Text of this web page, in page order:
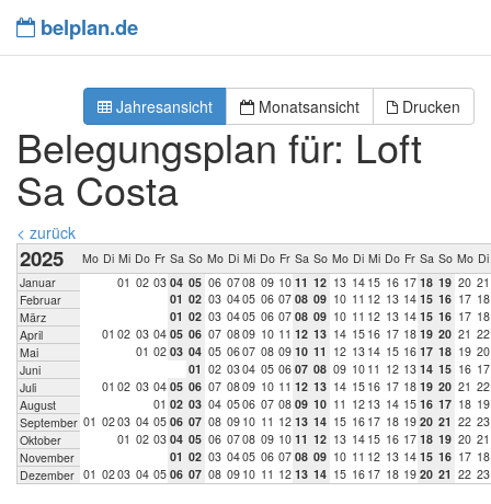
belplan.de
Jahresansicht Monatsansicht Drucken
Belegungsplan für: Loft
Sa Costa
< zurück
2025 Mo Di Mi Do Fr Sa So Mo Di Mi Do Fr Sa So Mo Di Mi Do Fr Sa So Mo Di
Januar
01 02 03 04 05 06 0708 09 10 11 12 13 14 15 16 17 18 19 20 21
Februar
01 02 03 0405 06 07 08 09 10 1 1 12 13 14 15 16 17 18
März
01 02 03 0405 06 07 08 09 10 1 1 12 13 14 15 16 17 18
April
01 02 03 04 05 06 07 0809 10 1 1 12 13 14 15 16 17 18 19 20 21 22
Mai
01 02 03 04 05 0607 08 09 10 11 12 13 14 15 16 17 18 19 20
Juni
01 02 0304 05 06 07 08 09 10 1 1 12 13 14 15 16 17
Juli
01 02 03 04 05 06 07 0809 10 1 1 12 13 14 15 16 17 18 19 20 21 22
August
01 02 03 04 0506 07 08 09 10 1 1 12 13 14 15 16 17 18 19
September 01 0203 04 05 06 07 08 09 10 1 1 12 13 14 15 16 17 18 19 20 21 22 23
Oktober
01 02 03 04 05 06 0708 09 10 11 12 13 14 15 16 17 18 19 20 21
November
01 02 03 0405 06 07 08 09 10 1 1 12 13 14 15 16 17 18
Dezember 01 0203 04 05 06 07 08 09 10 1 1 12 13 14 15 16 17 18 19 20 21 22 23